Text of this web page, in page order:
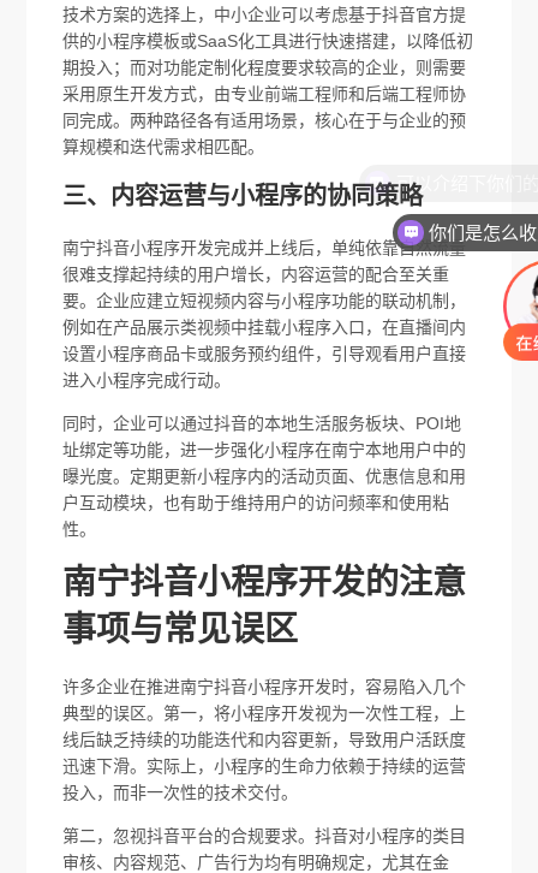
技术方案的选择上，中小企业可以考虑基于抖音官方提
供的小程序模板或SaaS化工具进行快速搭建，以降低初
期投入；而对功能定制化程度要求较高的企业，则需要
采用原生开发方式，由专业前端工程师和后端工程师协
同完成。两种路径各有适用场景，核心在于与企业的预
算规模和迭代需求相匹配。
三、内容运营与小程序的协同策略
南宁抖音小程序开发完成并上线后，单纯依靠自然流量
很难支撑起持续的用户增长，内容运营的配合至关重
要。企业应建立短视频内容与小程序功能的联动机制，
例如在产品展示类视频中挂载小程序入口，在直播间内
设置小程序商品卡或服务预约组件，引导观看用户直接
进入小程序完成行动。
同时，企业可以通过抖音的本地生活服务板块、POI地
址绑定等功能，进一步强化小程序在南宁本地用户中的
曝光度。定期更新小程序内的活动页面、优惠信息和用
户互动模块，也有助于维持用户的访问频率和使用粘
性。
南宁抖音小程序开发的注意
事项与常见误区
许多企业在推进南宁抖音小程序开发时，容易陷入几个
典型的误区。第一，将小程序开发视为一次性工程，上
线后缺乏持续的功能迭代和内容更新，导致用户活跃度
迅速下滑。实际上，小程序的生命力依赖于持续的运营
投入，而非一次性的技术交付。
第二，忽视抖音平台的合规要求。抖音对小程序的类目
审核、内容规范、广告行为均有明确规定，尤其在金
你们是怎么